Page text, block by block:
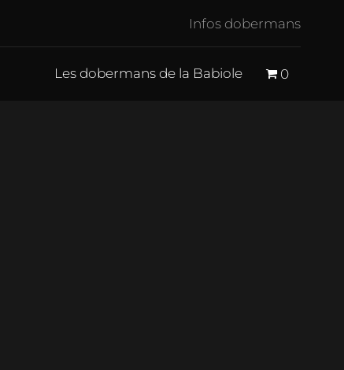
Infos dobermans
Les dobermans de la Babiole 0